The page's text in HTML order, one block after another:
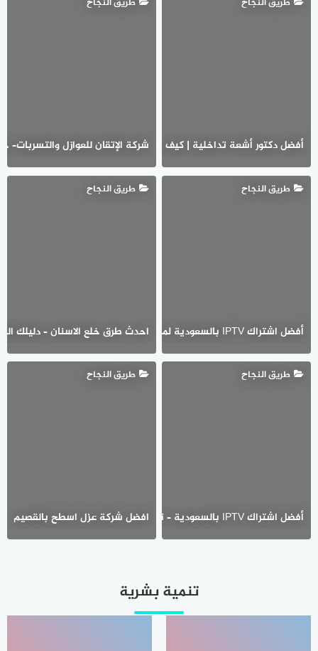
أفضل دكتور أشعة تداخلية | كيف تساعد القسطرة العلاجية في علاج
شركة الإتقان للعوازل
طريق النجاح
أفضل اشتراك IPTV بالسعودية لمشاهدة القنوات العالمية بدون تقطيع
طريق النجاح
احدث طرق خلع الاسنان – دليلك
طريق النجاح
أفضل اشتراك IPTV بالسعودية – تجربة مشاهدة بلا تقطيع وجودة عالية
طريق النجاح
افضل شركة عزل اسطح بالقصيم
تنمية بشرية